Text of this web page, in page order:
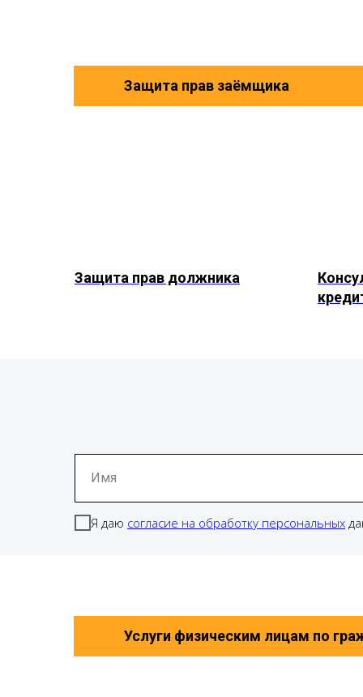
Защита прав заёмщика
Защита прав должника
Имя
Я даю согласие на обработку персональных
Услуги физическим лицам по